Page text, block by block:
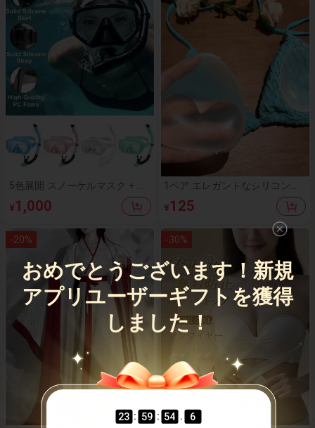
ット
5色展開 スノーケルマスク + ス
ノーケルチューブ1セット、フ
ルドライスノーケルマスク、広
視野スイミングゴーグル、パノ
ラミックビジョン、防水防曇、
スイミングセット、スノーケリ
ングマスクとスノーケルチュー
ブ、強化ガラススノーケルセッ
ト、自由に呼吸できる、スイミ
ング、ダイビング、スノーケリ
ングに適しています、ユニセッ
クス
¥ 1,000
1ペア エレガントなシリコン製
ブラパッド - 透明、再利用可
能、厚手、ビキニホルターネッ
クブラに最適、シームレスブラ
効果を高める、柔らかく快適な
女性用ランジェリーアクセサリ
¥ 125
-20% -30%
おめでとうございます！新規
アプリユーザーギフトを獲得
しました！
23 : 59 : 53 . 7